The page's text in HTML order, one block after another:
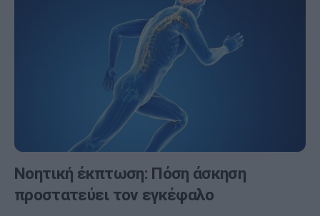
Νοητική έκπτωση: Πόση άσκηση
προστατεύει τον εγκέφαλο